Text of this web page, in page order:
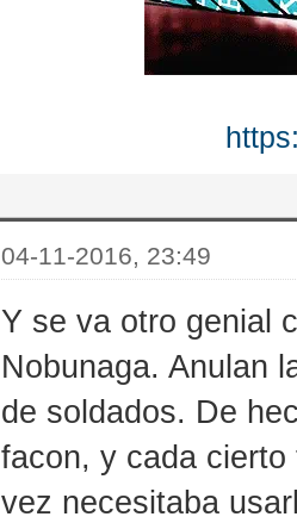
04-11-2016, 23:49
Y se va otro genial
Nobunaga. Anulan
de soldados. De
facon, y cada
vez necesitaba